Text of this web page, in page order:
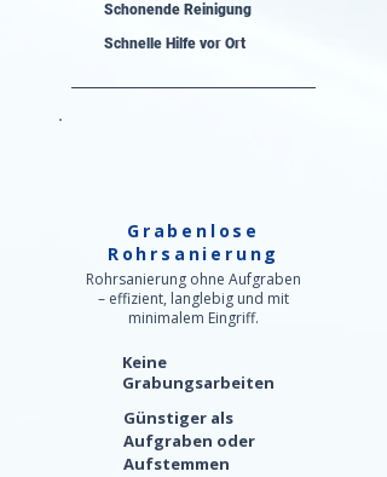
Schonende Reinigung
Schnelle Hilfe vor Ort
Grabenlose
Rohrsanierung
Rohrsanierung ohne Aufgraben
– effizient, langlebig und mit
minimalem Eingriff.
Keine
Grabungsarbeiten
Günstiger als
Aufgraben oder
Aufstemmen